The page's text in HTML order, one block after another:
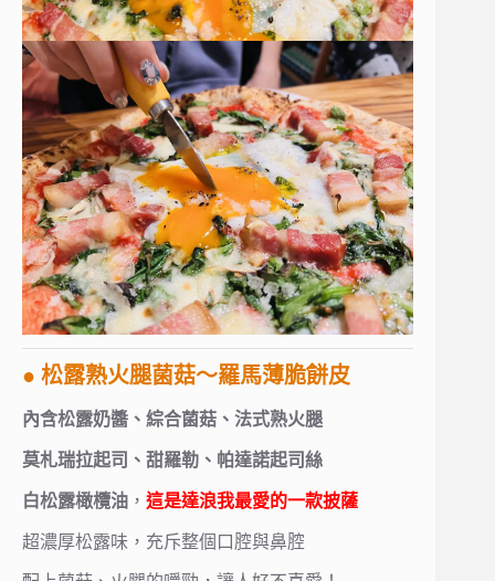
● 松露熟火腿菌菇～羅馬薄脆餅皮
內含松露奶醬、綜合菌菇、法式熟火腿
莫札瑞拉起司、甜羅勒、帕達諾起司絲
白松露橄欖油 ， 這是達浪我最愛的一款披薩
超濃厚松露味，充斥整個口腔與鼻腔